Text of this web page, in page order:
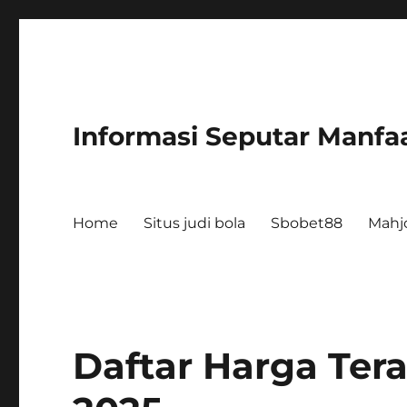
Informasi Seputar
Home Situs judi bola Sbobet88
Daftar Harga